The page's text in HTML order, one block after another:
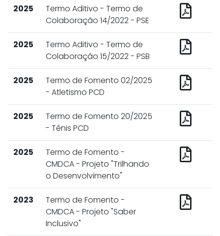
2025
Termo Aditivo - Termo de
Colaboração 14/2022 - PSE
2025
Termo Aditivo - Termo de
Colaboração 15/2022 - PSB
2025
Termo de Fomento 02/2025
- Atletismo PCD
2025
Termo de Fomento 20/2025
- Tênis PCD
2025
Termo de Fomento -
CMDCA - Projeto "Trilhando
o Desenvolvimento"
2023
Termo de Fomento -
CMDCA - Projeto "Saber
Inclusivo"